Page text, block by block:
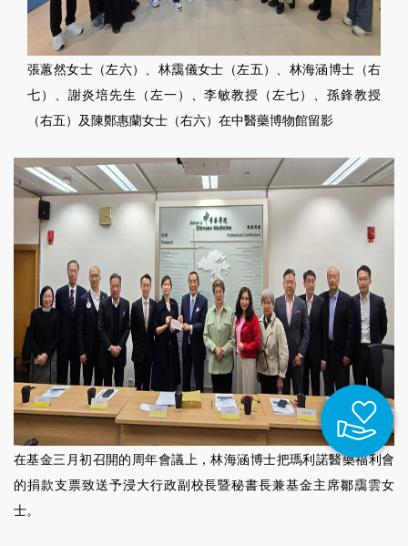
張蕙然女士（左六）、林靄儀女士（左五）、林海涵博士（右
七）、謝炎培先生（左一）、李敏教授（左七）、孫鋒教授
（右五）及陳鄭惠蘭女士（右六）在中醫藥博物館留影
在基金三月初召開的周年會議上，林海涵博士把瑪利諾醫藥福利會
的捐款支票致送予浸大行政副校長暨秘書長兼基金主席鄒靄雲女
士。